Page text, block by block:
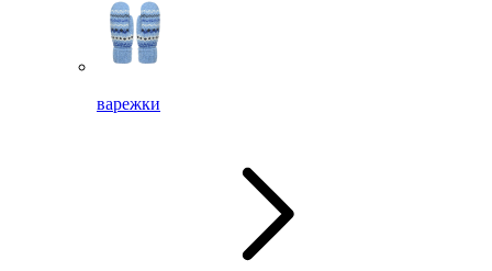
варежки